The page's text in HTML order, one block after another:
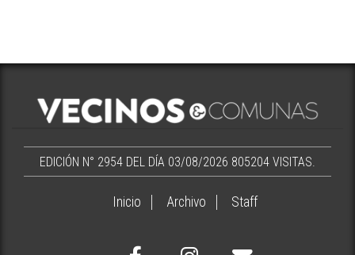
EDICIÓN N° 2954 DEL DÍA 03/08/2026 805204 VISITAS.
Inicio Archivo Staff